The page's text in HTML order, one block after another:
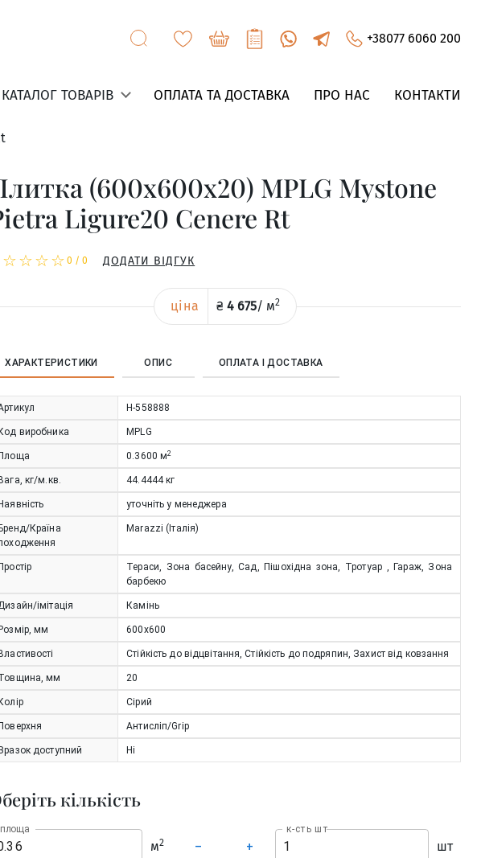
+38077 6060 200
КАТАЛОГ ТОВАРІВ ОПЛАТА ТА ДОСТАВКА ПРО НАС КОНТАКТИ
(600x600x20) MPLG Mystone
Ligure20 Cenere Rt
☆
★☆
★☆
★☆
★ 0 /0 ДОДАТИ ВІДГУК
ціна ₴ 4 675/ м2
ХАРАКТЕРИСТИКИ ОПИС ОПЛАТА І ДОСТАВКА
Н-558888
Код виробника MPLG
Площа 0.3600 м2
Вага, кг/м.кв. 44.4444 кг
Наявність уточніть у менеджера
Бренд/Країна
Marazzi (Італія)
Простір
Тераси, Зона басейну, Сад, Пішохідна зона, Тротуар , Гараж, Зона
барбекю
імітація Камінь
Розмір, мм 600x600
Властивості Стійкість до відцвітання, Стійкість до подряпин, Захист від ковзання
мм 20
Колір Сірий
Поверхня Антисліп/Grip
доступний Ні
кількість
площа
м2 – +
к-сть шт
шт